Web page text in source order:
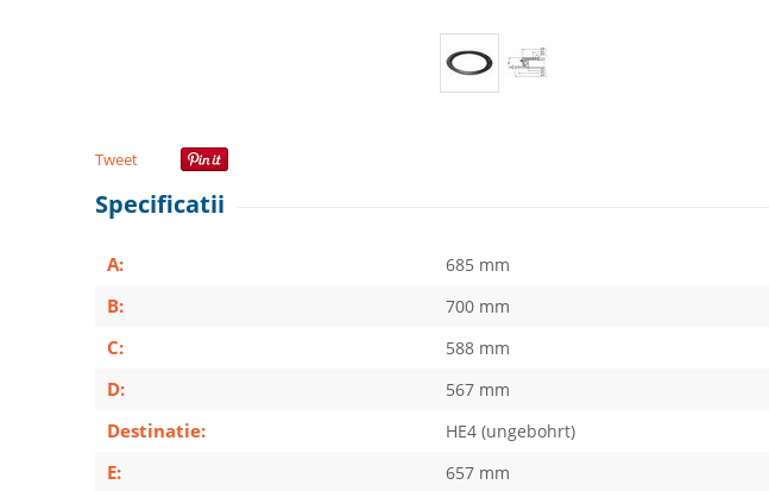
Tweet
Specificatii
A: 685 mm
B: 700 mm
C: 588 mm
D: 567 mm
Destinatie: HE4 (ungebohrt)
E: 657 mm